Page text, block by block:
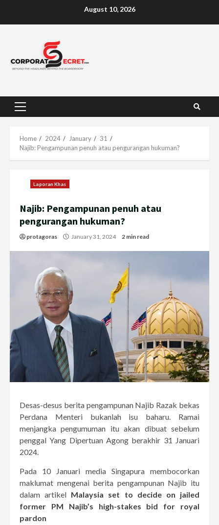
August 10, 2026
Primary
Home 2024 January
31
Najib: Pengampunan penuh atau pengurangan hukuman?
Laporan Khas
Najib: Pengampunan penuh atau
pengurangan hukuman?
protagoras January 31, 2024 2 min read
Desas-desus berita pengampunan Najib Razak bekas
Perdana Menteri bukanlah isu baharu. Ramai
menjangka pengumuman itu akan dibuat sebelum
penggal Yang Dipertuan Agong berakhir 31 Januari
2024.
Pada 10 Januari media Singapura membocorkan
maklumat mengenai berita pengampunan Najib itu
dalam artikel Malaysia set to decide on jailed
former PM Najib’s high-stakes bid for royal
pardon